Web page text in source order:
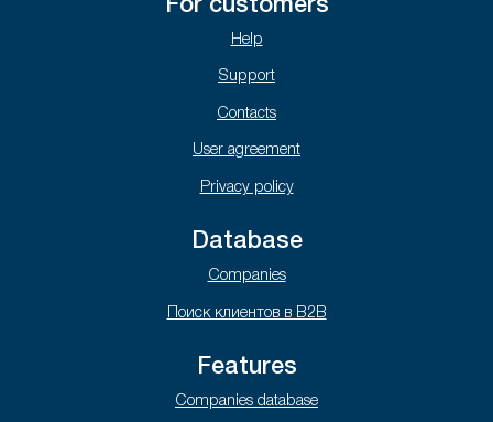
For customers
Help
Support
Contacts
User agreement
Privacy policy
Database
Companies
Поиск клиентов в B2B
Features
Companies database